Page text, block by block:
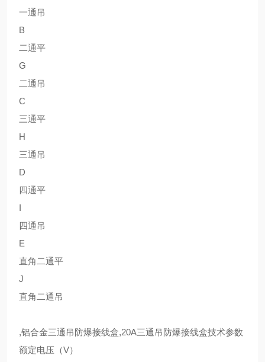
一通吊
B
二通平
G
二通吊
C
三通平
H
三通吊
D
四通平
I
四通吊
E
直角二通平
J
直角二通吊
,铝合金三通吊防爆接线盒,20A三通吊防爆接线盒技术参数
额定电压（V）